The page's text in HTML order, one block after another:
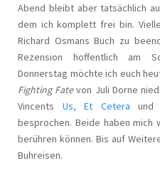
Abend bleibt aber tatsächlich
dem ich komplett frei bin.
Richard Osmans Buch zu
Rezension hoffentlich am
Donnerstag möchte ich euch
Fighting Fatevon Juli Dorne
Vincents Us, Et Cetera und
besprochen. Beide haben mich
berühren können. Bis auf
Buhreisen.